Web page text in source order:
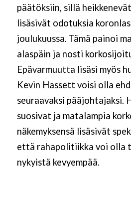
päätöksiin, sillä
lisäsivät odotuksia
joulukuussa. Tämä painoi
alaspäin ja nosti
Epävarmuutta lisäsi myös
Kevin Hassett voisi olla
seuraavaksi pääjohtajaksi.
suosivat ja matalampia
näkemyksensä lisäsivät
että rahapolitiikka voi olla
nykyistä kevyempää.